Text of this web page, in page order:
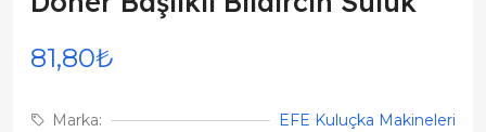
81,80₺
Marka:
EFE Kuluçka Makineleri